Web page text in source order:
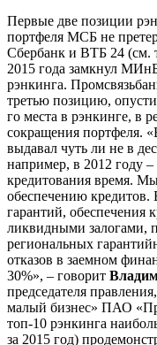
Первые две позиции
портфеля МСБ не
Сбербанк и ВТБ 24 (см.
2015 года замкнул
рэнкинга.
третью позицию,
го места в рэнкинге, в
сокращения портфеля.
выдавал чуть ли не в
например, в 2012 году –
кредитования время.
обеспечению кредитов.
гарантий, обеспечения
ликвидными залогами,
региональных
отказов в заемном
30%», – говорит
председателя
малый бизнес» ПАО
топ-10 рэнкинга
за 2015 год)